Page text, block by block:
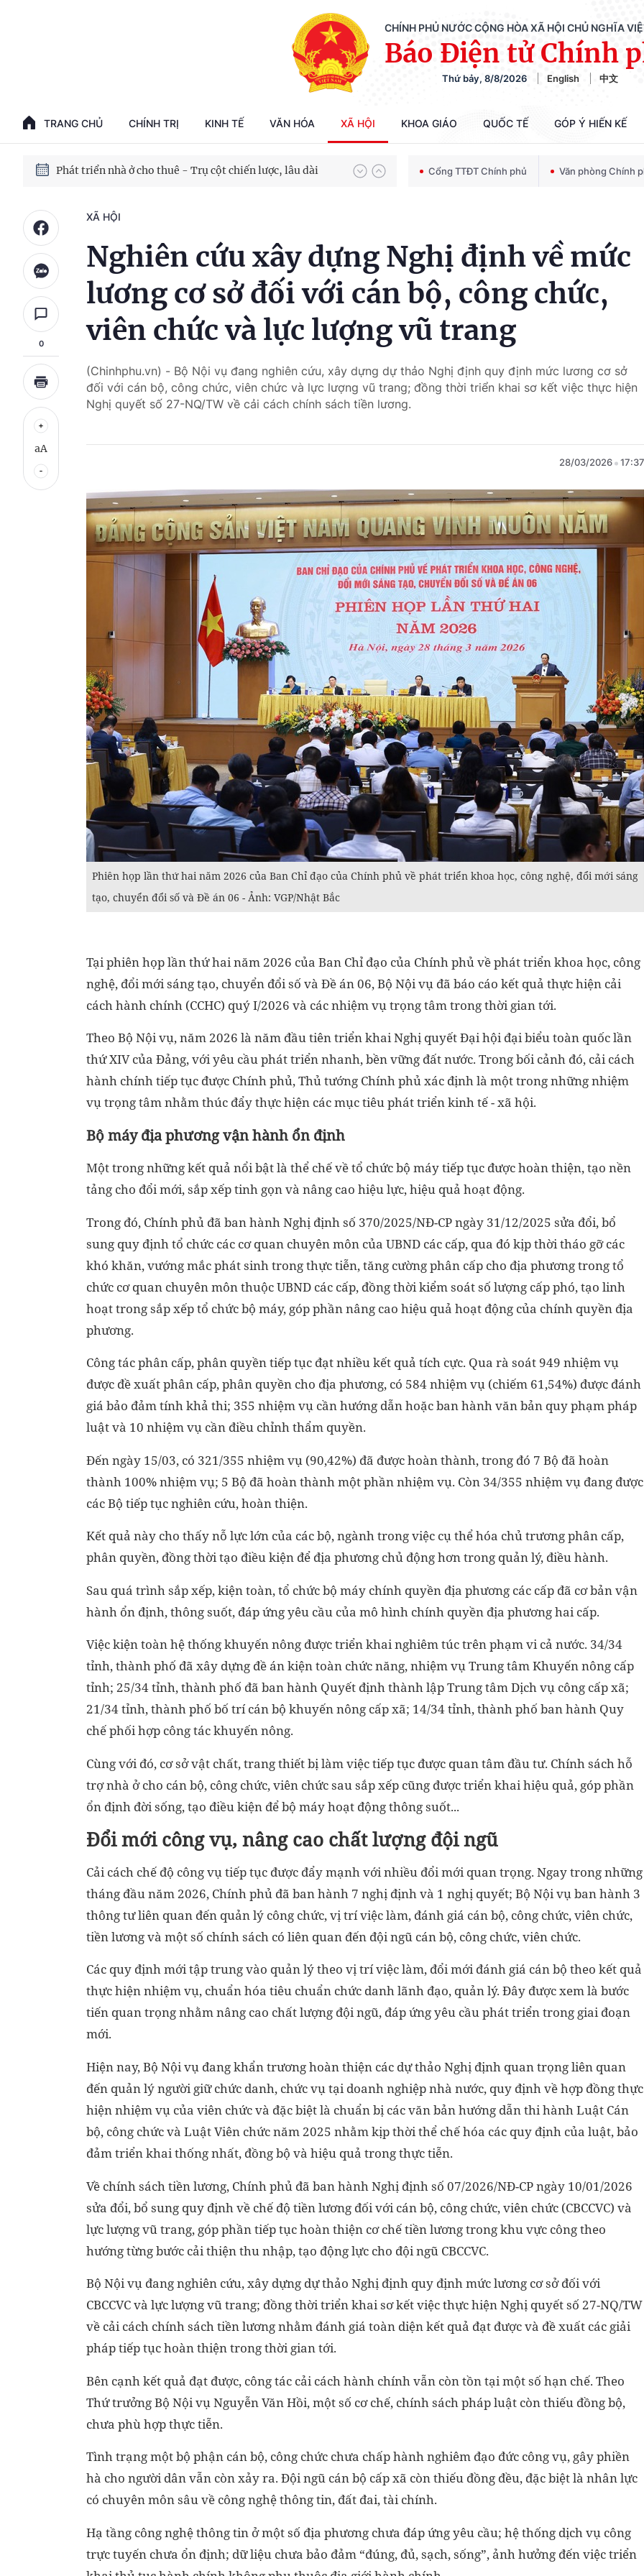
CHÍNH PHỦ NƯỚC CỘNG HÒA XÃ HỘI CHỦ NGHĨA
Báo Điện tử Chính
Thứ bảy, 8/8/2026 English 中文
TRANG CHỦ CHÍNH TRỊ KINH TẾ VĂN HÓA XÃ HỘI KHOA GIÁO QUỐC TẾ GÓP Ý HIẾN KẾ
Phát triển kinh tế nhà nước trong kỷ nguyên mới
Chiến dịch 500 ngày đêm tìm kiếm, quy tập và xác định danh tính hài cốt liệt sĩ
Bảo vệ nền tảng tư tưởng của Đảng trong kỷ nguyên phát triển mới
Phát triển nhà ở cho thuê - Trụ cột chiến lược, lâu dài Cổng TTĐT Chính phủ Văn phòng Chính
0
aA
XÃ HỘI
Nghiên cứu xây dựng Nghị định về mức
lương cơ sở đối với cán bộ, công chức,
viên chức và lực lượng vũ trang
(Chinhphu.vn) - Bộ Nội vụ đang nghiên cứu, xây dựng dự thảo Nghị định quy định mức lương cơ sở
đối với cán bộ, công chức, viên chức và lực lượng vũ trang; đồng thời triển khai sơ kết việc thực hiện
Nghị quyết số 27-NQ/TW về cải cách chính sách tiền lương.
28/03/2026 17:37
Phiên họp lần thứ hai năm 2026 của Ban Chỉ đạo của Chính phủ về phát triển khoa học, công nghệ, đổi mới sáng
tạo, chuyển đổi số và Đề án 06 - Ảnh: VGP/Nhật Bắc
Tại phiên họp lần thứ hai năm 2026 của Ban Chỉ đạo của Chính phủ về phát triển khoa học, công
nghệ, đổi mới sáng tạo, chuyển đổi số và Đề án 06, Bộ Nội vụ đã báo cáo kết quả thực hiện cải
cách hành chính (CCHC) quý I/2026 và các nhiệm vụ trọng tâm trong thời gian tới.
Theo Bộ Nội vụ, năm 2026 là năm đầu tiên triển khai Nghị quyết Đại hội đại biểu toàn quốc lần
thứ XIV của Đảng, với yêu cầu phát triển nhanh, bền vững đất nước. Trong bối cảnh đó, cải cách
hành chính tiếp tục được Chính phủ, Thủ tướng Chính phủ xác định là một trong những nhiệm
vụ trọng tâm nhằm thúc đẩy thực hiện các mục tiêu phát triển kinh tế - xã hội.
Bộ máy địa phương vận hành ổn định
Một trong những kết quả nổi bật là thể chế về tổ chức bộ máy tiếp tục được hoàn thiện, tạo nền
tảng cho đổi mới, sắp xếp tinh gọn và nâng cao hiệu lực, hiệu quả hoạt động.
Trong đó, Chính phủ đã ban hành Nghị định số 370/2025/NĐ-CP ngày 31/12/2025 sửa đổi, bổ
sung quy định tổ chức các cơ quan chuyên môn của UBND các cấp, qua đó kịp thời tháo gỡ các
khó khăn, vướng mắc phát sinh trong thực tiễn, tăng cường phân cấp cho địa phương trong tổ
chức cơ quan chuyên môn thuộc UBND các cấp, đồng thời kiểm soát số lượng cấp phó, tạo linh
hoạt trong sắp xếp tổ chức bộ máy, góp phần nâng cao hiệu quả hoạt động của chính quyền địa
phương.
Công tác phân cấp, phân quyền tiếp tục đạt nhiều kết quả tích cực. Qua rà soát 949 nhiệm vụ
được đề xuất phân cấp, phân quyền cho địa phương, có 584 nhiệm vụ (chiếm 61,54%) được đánh
giá bảo đảm tính khả thi; 355 nhiệm vụ cần hướng dẫn hoặc ban hành văn bản quy phạm pháp
luật và 10 nhiệm vụ cần điều chỉnh thẩm quyền.
Đến ngày 15/03, có 321/355 nhiệm vụ (90,42%) đã được hoàn thành, trong đó 7 Bộ đã hoàn
thành 100% nhiệm vụ; 5 Bộ đã hoàn thành một phần nhiệm vụ. Còn 34/355 nhiệm vụ đang được
các Bộ tiếp tục nghiên cứu, hoàn thiện.
Kết quả này cho thấy nỗ lực lớn của các bộ, ngành trong việc cụ thể hóa chủ trương phân cấp,
phân quyền, đồng thời tạo điều kiện để địa phương chủ động hơn trong quản lý, điều hành.
Sau quá trình sắp xếp, kiện toàn, tổ chức bộ máy chính quyền địa phương các cấp đã cơ bản vận
hành ổn định, thông suốt, đáp ứng yêu cầu của mô hình chính quyền địa phương hai cấp.
Việc kiện toàn hệ thống khuyến nông được triển khai nghiêm túc trên phạm vi cả nước. 34/34
tỉnh, thành phố đã xây dựng đề án kiện toàn chức năng, nhiệm vụ Trung tâm Khuyến nông cấp
tỉnh; 25/34 tỉnh, thành phố đã ban hành Quyết định thành lập Trung tâm Dịch vụ công cấp xã;
21/34 tỉnh, thành phố bố trí cán bộ khuyến nông cấp xã; 14/34 tỉnh, thành phố ban hành Quy
chế phối hợp công tác khuyến nông.
Cùng với đó, cơ sở vật chất, trang thiết bị làm việc tiếp tục được quan tâm đầu tư. Chính sách hỗ
trợ nhà ở cho cán bộ, công chức, viên chức sau sắp xếp cũng được triển khai hiệu quả, góp phần
ổn định đời sống, tạo điều kiện để bộ máy hoạt động thông suốt...
Đổi mới công vụ, nâng cao chất lượng đội ngũ
Cải cách chế độ công vụ tiếp tục được đẩy mạnh với nhiều đổi mới quan trọng. Ngay trong những
tháng đầu năm 2026, Chính phủ đã ban hành 7 nghị định và 1 nghị quyết; Bộ Nội vụ ban hành 3
thông tư liên quan đến quản lý công chức, vị trí việc làm, đánh giá cán bộ, công chức, viên chức,
tiền lương và một số chính sách có liên quan đến đội ngũ cán bộ, công chức, viên chức.
Các quy định mới tập trung vào quản lý theo vị trí việc làm, đổi mới đánh giá cán bộ theo kết quả
thực hiện nhiệm vụ, chuẩn hóa tiêu chuẩn chức danh lãnh đạo, quản lý. Đây được xem là bước
tiến quan trọng nhằm nâng cao chất lượng đội ngũ, đáp ứng yêu cầu phát triển trong giai đoạn
mới.
Hiện nay, Bộ Nội vụ đang khẩn trương hoàn thiện các dự thảo Nghị định quan trọng liên quan
đến quản lý người giữ chức danh, chức vụ tại doanh nghiệp nhà nước, quy định về hợp đồng thực
hiện nhiệm vụ của viên chức và đặc biệt là chuẩn bị các văn bản hướng dẫn thi hành Luật Cán
bộ, công chức và Luật Viên chức năm 2025 nhằm kịp thời thể chế hóa các quy định của luật, bảo
đảm triển khai thống nhất, đồng bộ và hiệu quả trong thực tiễn.
Về chính sách tiền lương, Chính phủ đã ban hành Nghị định số 07/2026/NĐ-CP ngày 10/01/2026
sửa đổi, bổ sung quy định về chế độ tiền lương đối với cán bộ, công chức, viên chức (CBCCVC) và
lực lượng vũ trang, góp phần tiếp tục hoàn thiện cơ chế tiền lương trong khu vực công theo
hướng từng bước cải thiện thu nhập, tạo động lực cho đội ngũ CBCCVC.
Bộ Nội vụ đang nghiên cứu, xây dựng dự thảo Nghị định quy định mức lương cơ sở đối với
CBCCVC và lực lượng vũ trang; đồng thời triển khai sơ kết việc thực hiện Nghị quyết số 27-NQ/TW
về cải cách chính sách tiền lương nhằm đánh giá toàn diện kết quả đạt được và đề xuất các giải
pháp tiếp tục hoàn thiện trong thời gian tới.
Bên cạnh kết quả đạt được, công tác cải cách hành chính vẫn còn tồn tại một số hạn chế. Theo
Thứ trưởng Bộ Nội vụ Nguyễn Văn Hồi, một số cơ chế, chính sách pháp luật còn thiếu đồng bộ,
chưa phù hợp thực tiễn.
Tình trạng một bộ phận cán bộ, công chức chưa chấp hành nghiêm đạo đức công vụ, gây phiền
hà cho người dân vẫn còn xảy ra. Đội ngũ cán bộ cấp xã còn thiếu đồng đều, đặc biệt là nhân lực
có chuyên môn sâu về công nghệ thông tin, đất đai, tài chính.
Hạ tầng công nghệ thông tin ở một số địa phương chưa đáp ứng yêu cầu; hệ thống dịch vụ công
trực tuyến chưa ổn định; dữ liệu chưa bảo đảm “đúng, đủ, sạch, sống”, ảnh hưởng đến việc triển